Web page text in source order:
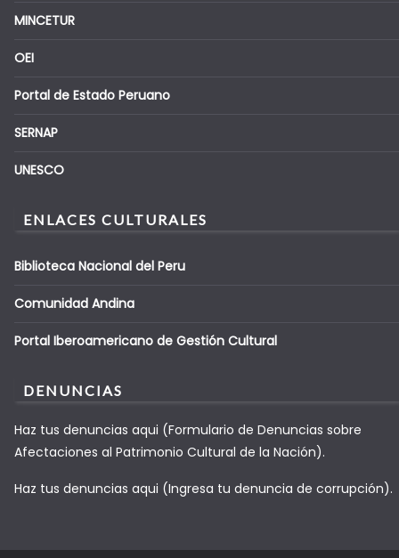
MINCETUR
OEI
Portal de Estado Peruano
SERNAP
UNESCO
ENLACES CULTURALES
Biblioteca Nacional del Peru
Comunidad Andina
Portal Iberoamericano de Gestión Cultural
DENUNCIAS
Haz tus denuncias aqui (Formulario de Denuncias sobre
Afectaciones al Patrimonio Cultural de la Nación).
Haz tus denuncias aqui (Ingresa tu denuncia de corrupción).